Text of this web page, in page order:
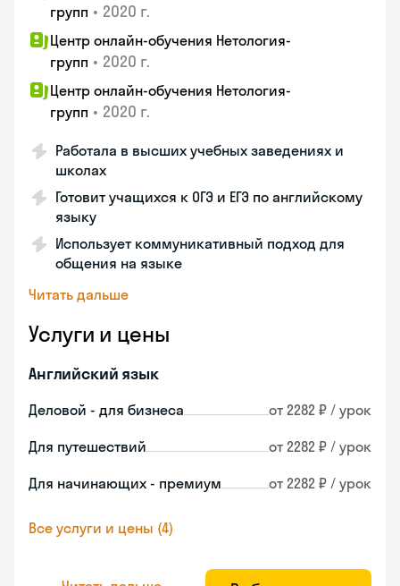
групп • 2020 г.
Центр онлайн-обучения Нетология-
групп • 2020 г.
Центр онлайн-обучения Нетология-
групп • 2020 г.
Работала в высших учебных заведениях и
школах
Готовит учащихся к ОГЭ и ЕГЭ по английскому
языку
Использует коммуникативный подход для
общения на языке
Читать дальше
Услуги и цены
Английский язык
Деловой - для бизнеса от 2282 ₽ / урок
Для путешествий от 2282 ₽ / урок
Для начинающих - премиум от 2282 ₽ / урок
Все услуги и цены (4)